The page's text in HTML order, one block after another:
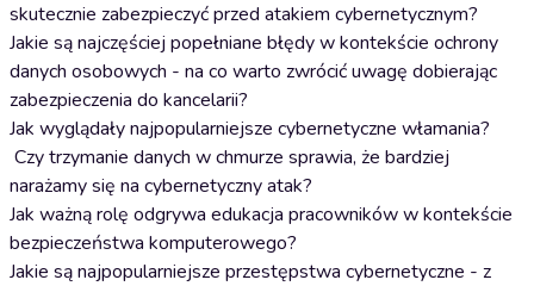
skutecznie zabezpieczyć przed atakiem cybernetycznym?
Jakie są najczęściej popełniane błędy w kontekście ochrony
danych osobowych - na co warto zwrócić uwagę dobierając
zabezpieczenia do kancelarii?
Jak wyglądały najpopularniejsze cybernetyczne włamania?
Czy trzymanie danych w chmurze sprawia, że bardziej
narażamy się na cybernetyczny atak?
Jak ważną rolę odgrywa edukacja pracowników w kontekście
bezpieczeństwa komputerowego?
Jakie są najpopularniejsze przestępstwa cybernetyczne - z